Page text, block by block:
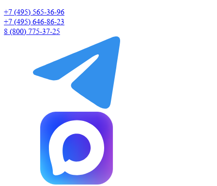
+7 (495) 565-36-96
+7 (495) 646-86-23
8 (800) 775-37-25